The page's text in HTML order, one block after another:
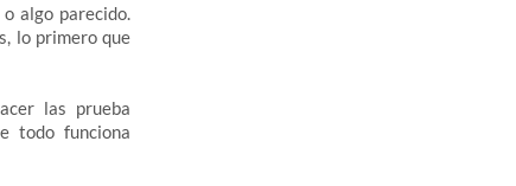
o algo parecido.
lo primero que
las prueba
todo funciona